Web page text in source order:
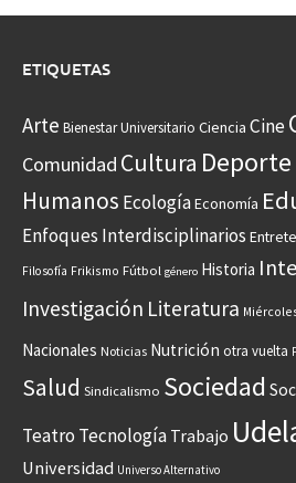
ETIQUETAS
Arte Bienestar Universitario Ciencia Cine
Comunidad Cultura Deporte
Humanos EcologíaEconomía
Enfoques Interdisciplinarios
Filosofía Frikismo Fútbol género Historia
Investigación Literatura
Nacionales Noticias Nutrición otra vuelta
Salud Sindicalismo Sociedad
Teatro Tecnología Trabajo
Universidad Universo Alternativo